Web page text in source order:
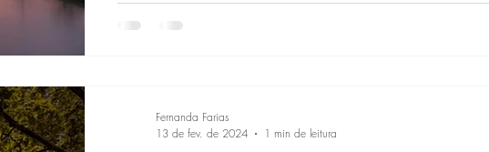
Fernanda Farias
13 de fev. de 2024
1 min de leitura